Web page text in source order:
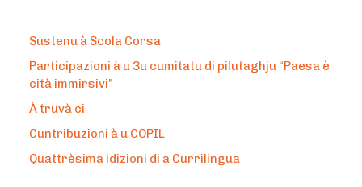
Sustenu à Scola Corsa
Participazioni à u 3u cumitatu di pilutaghju “Paesa è
cità immirsivi”
À truvà ci
Cuntribuzioni à u COPIL
Quattrèsima idizioni di a Currilingua